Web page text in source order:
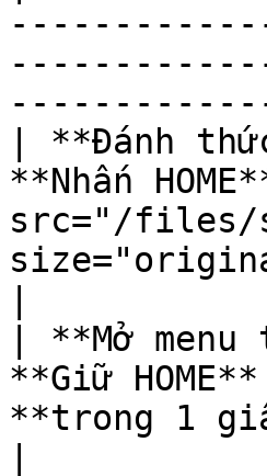
| **Đánh
**Nhấn
src="/files/
| **Mở
**Giữ
**trong 1